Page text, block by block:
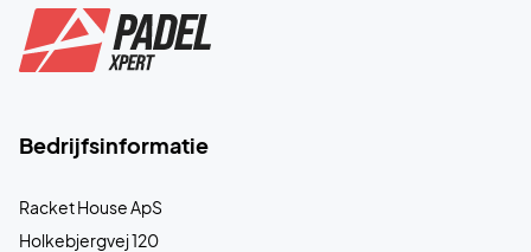
Bedrijfsinformatie
Racket House ApS
Holkebjergvej 120